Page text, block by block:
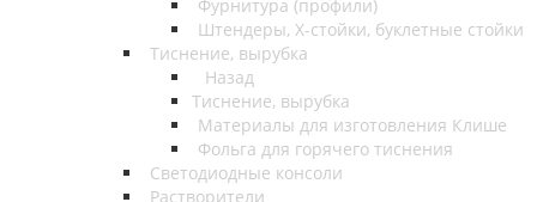
Фурнитура (профили)
Штендеры, Х-стойки, буклетные стойки
Тиснение, вырубка
Назад
Тиснение, вырубка
Материалы для изготовления Клише
Фольга для горячего тиснения
Светодиодные консоли
Растворители